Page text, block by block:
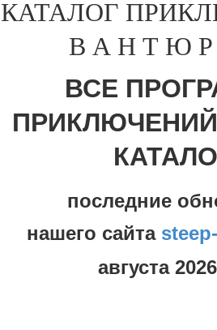
КАТАЛОГ
В А Н Т Ю Р
ВСЕ
последние
нашего сайта
августа